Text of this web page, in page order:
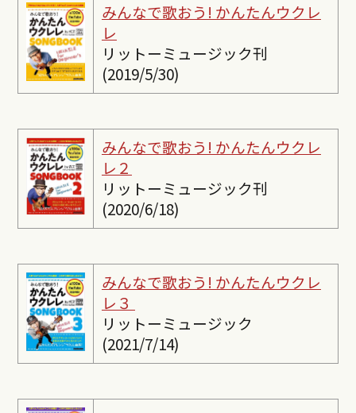
みんなで歌おう! かんたんウクレ
レ
リットーミュージック刊
(2019/5/30)
みんなで歌おう! かんたんウクレ
レ２
リットーミュージック刊
(2020/6/18)
みんなで歌おう! かんたんウクレ
レ３
リットーミュージック
(2021/7/14)